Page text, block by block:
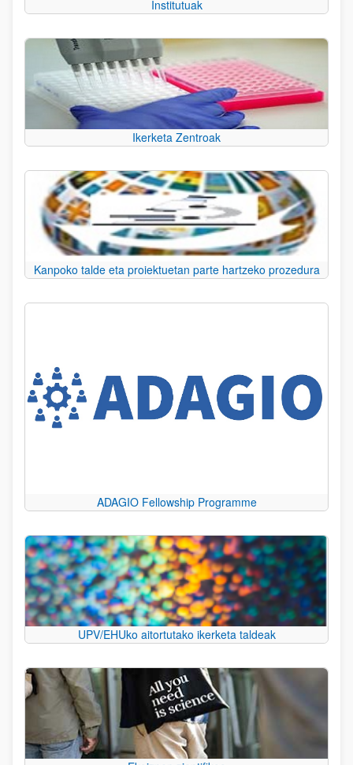
Institutuak
Ikerketa Zentroak
Kanpoko talde eta proiektuetan parte hartzeko prozedura
ADAGIO Fellowship Programme
UPV/EHUko aitortutako ikerketa taldeak